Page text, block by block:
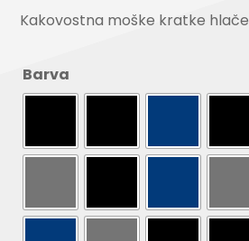
Kakovostna moške kratke hlače
Barva